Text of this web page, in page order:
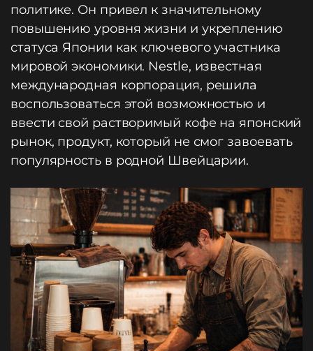
политике. Он привел к значительному
повышению уровня жизни и укреплению
статуса Японии как ключевого участника
мировой экономики. Nestle, известная
международная корпорация, решила
воспользоваться этой возможностью и
ввести свой растворимый кофе на японский
рынок, продукт, который не смог завоевать
популярность в родной Швейцарии.